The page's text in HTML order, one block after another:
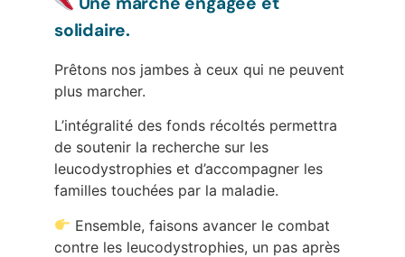
solidaire.
Prêtons nos jambes à ceux qui ne peuvent
plus marcher.
L’intégralité des fonds récoltés permettra
de soutenir la recherche sur les
leucodystrophies et d’accompagner les
familles touchées par la maladie.
Ensemble, faisons avancer le combat
contre les leucodystrophies, un pas après